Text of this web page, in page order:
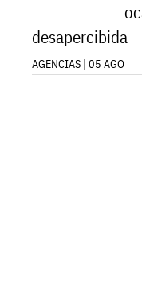
desapercibida
AGENCIAS | 05 AGO